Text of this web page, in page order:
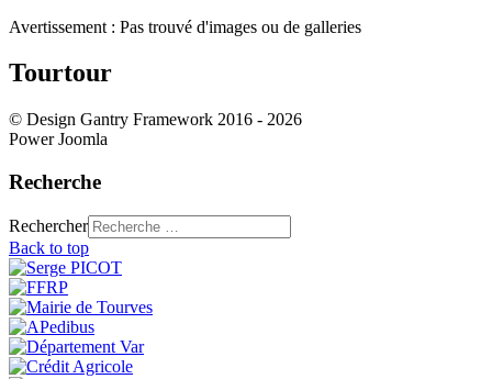
Avertissement : Pas trouvé d'images ou de galleries
Tourtour
© Design Gantry Framework 2016 - 2026
Power Joomla
Recherche
Rechercher
Back to top